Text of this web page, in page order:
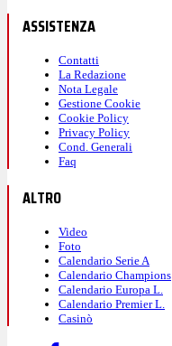
ASSISTENZA
Contatti
La Redazione
Nota Legale
Gestione Cookie
Cookie Policy
Privacy Policy
Cond. Generali
Faq
ALTRO
Video
Foto
Calendario Serie A
Calendario Champions
Calendario Europa L.
Calendario Premier L.
Casinò